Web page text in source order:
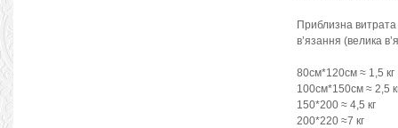
Приблизна
в’язання (велика
80см*120см ≈ 1,5 кг
100см*150см ≈ 2,5
150*200 ≈ 4,5 кг
200*220 ≈7 кг